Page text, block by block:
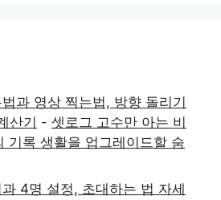
과 영상 찍는법, 방향 돌리기
산기 - 셋로그 고수만 아는 비
기록 생활을 업그레이드할 숨
4명 설정, 초대하는 법 자세